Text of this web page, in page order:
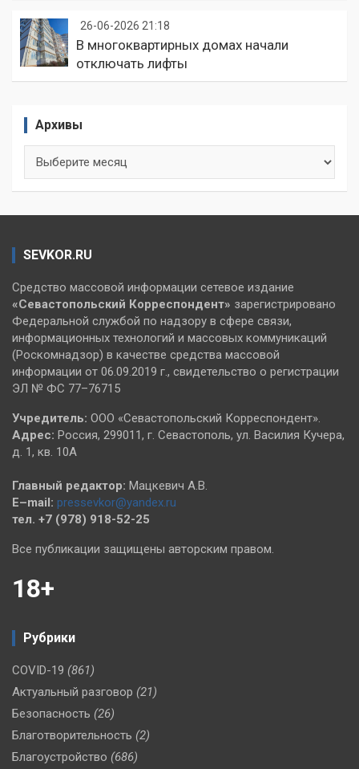
26-06-2026 21:18
В многоквартирных домах начали
отключать лифты
Архивы
SEVKOR.RU
Средство массовой информации сетевое издание
«Севастопольский Корреспондент» зарегистрировано
Федеральной службой по надзору в сфере связи,
информационных технологий и массовых коммуникаций
(Роскомнадзор) в качестве средства массовой
информации от 06.09.2019 г., свидетельство о регистрации
ЭЛ № ФС 77–76715
Учредитель: ООО «Севастопольский Корреспондент».
Адрес: Россия, 299011, г. Севастополь, ул. Василия Кучера,
д. 1, кв. 10А
Главный редактор: Мацкевич А.В.
E–mail: pressevkor@yandex.ru
тел. +7 (978) 918-52-25
Все публикации защищены авторским правом.
18+
Рубрики
COVID-19 (861)
Актуальный разговор (21)
Безопасность (26)
Благотворительность (2)
Благоустройство (686)